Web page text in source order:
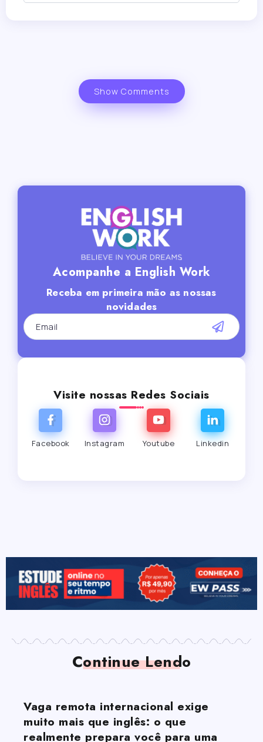
Show Comments
Acompanhe a English Work
Receba em primeira mão as nossas
novidades
Visite nossas Redes Sociais
Facebook Instagram Youtube Linkedin
Continue Lendo
Vaga remota internacional exige
muito mais que inglês: o que
realmente prepara você para uma